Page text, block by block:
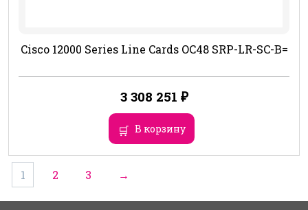
Cisco 12000 Series Line Cards OC48 SRP-LR-SC-B=
3 308 251 ₽
В корзину
1 2 3 →